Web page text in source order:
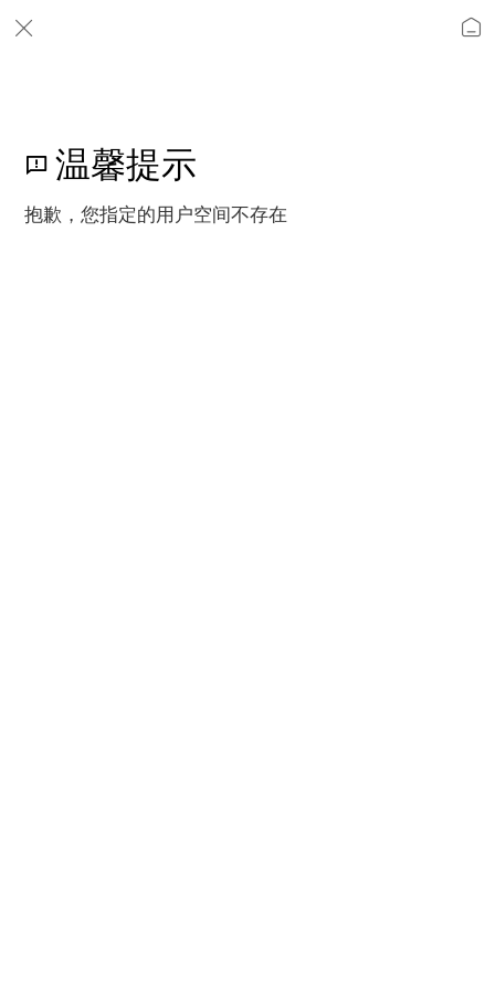
温馨提示
抱歉，您指定的用户空间不存在